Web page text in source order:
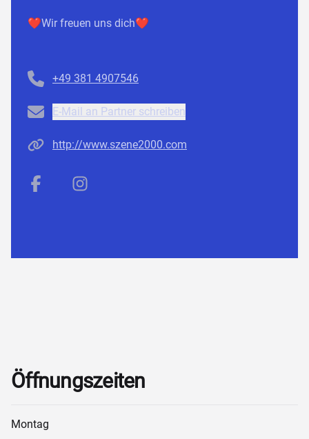
❤️Wir freuen uns dich❤️
+49 381 4907546
EmailE-Mail an Partner schreiben
Homepagehttp://www.szene2000.com
FacebookInstagram
Öffnungszeiten
Montag